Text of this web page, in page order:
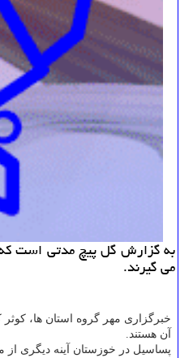
به گزارش گل پیچ مدتی است
می گیرند.
خبرگزاری مهر گروه استان ها،
آن هستند.
پساسیل در خوزستان آینه دیگری